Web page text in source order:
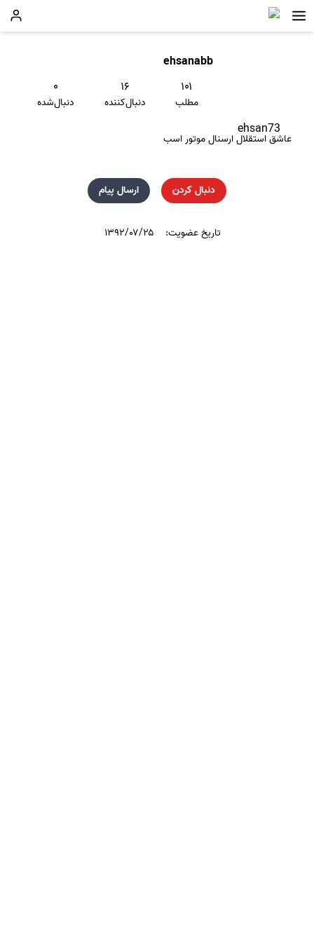
ehsanabb
۱۰۱
مطلب
۱۶
دنبال‌کننده
۰
دنبال‌شده
ehsan73
عاشق استقلال ارسنال موتور اسب
دنبال کردن ارسال پیام
تاریخ عضویت: ۱۳۹۲/۰۷/۲۵